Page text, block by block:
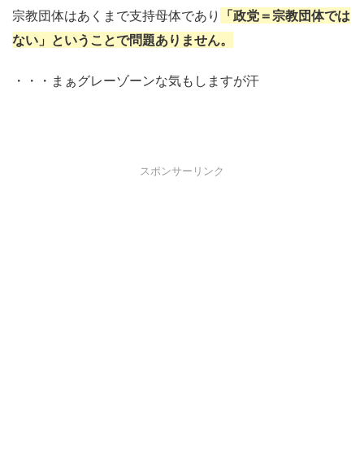
宗教団体はあくまで支持母体であり
「政党＝宗教団体では
ない」ということで問題ありません。
・・・まぁグレーゾーンな気もしますが汗
スポンサーリンク